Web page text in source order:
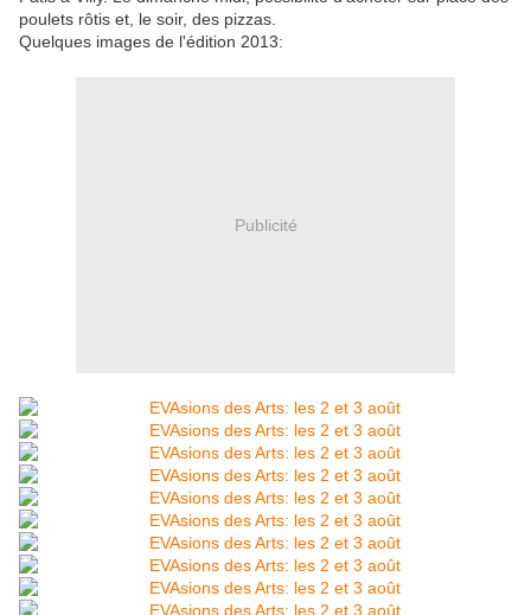
poulets rôtis et, le soir, des pizzas.
Quelques images de l'édition 2013:
Publicité